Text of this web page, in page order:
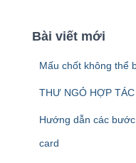
ế
Bài viết mới
Mấu chốt không thể
THƯ NGỎ HỢP
Hướng dẫn các
card